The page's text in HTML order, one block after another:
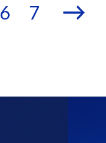
6 7